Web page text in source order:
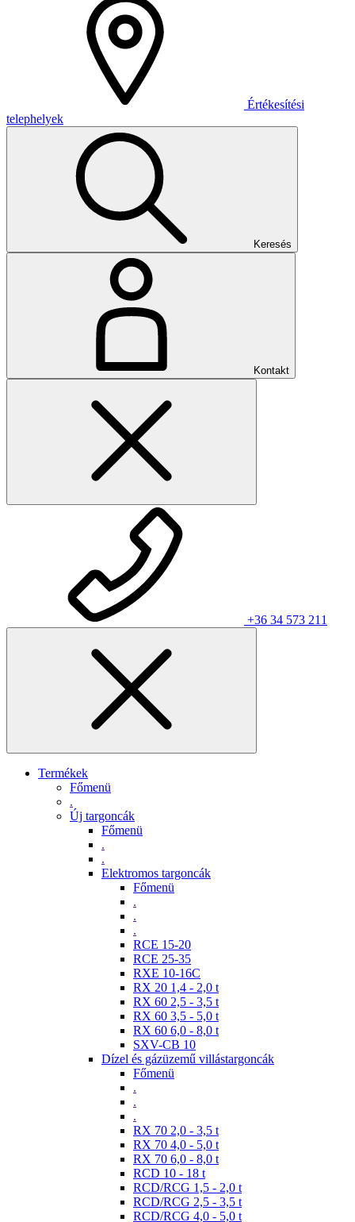
Értékesítési
telephelyek
Keresés
Kontakt
+36 34 573 211
Termékek
Főmenü
.
Új targoncák
Főmenü
.
.
Elektromos targoncák
Főmenü
.
.
.
RCE 15-20
RCE 25-35
RXE 10-16C
RX 20 1,4 - 2,0 t
RX 60 2,5 - 3,5 t
RX 60 3,5 - 5,0 t
RX 60 6,0 - 8,0 t
SXV-CB 10
Dízel és gázüzemű villástargoncák
Főmenü
.
.
.
RX 70 2,0 - 3,5 t
RX 70 4,0 - 5,0 t
RX 70 6,0 - 8,0 t
RCD 10 - 18 t
RCD/RCG 1,5 - 2,0 t
RCD/RCG 2,5 - 3,5 t
RCD/RCG 4,0 - 5,0 t